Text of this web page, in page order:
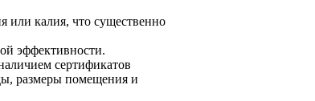
калия, что существенно
эффективности.
сертификатов
размеры помещения и